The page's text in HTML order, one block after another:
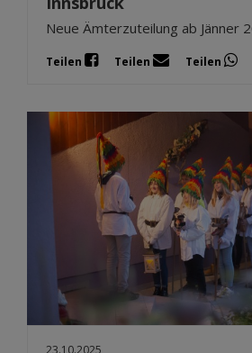
Neue Ämterzuteilung ab Jänner
Teilen Teilen Teilen
23.10.2025